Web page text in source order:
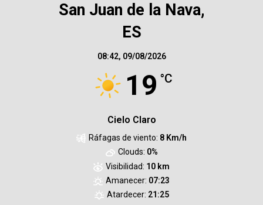
San Juan de la Nava,
ES
08:42, 09/08/2026
19 °C
Cielo Claro
Ráfagas de viento: 8 Km/h
Clouds: 0%
Visibilidad: 10 km
Amanecer: 07:23
Atardecer: 21:25